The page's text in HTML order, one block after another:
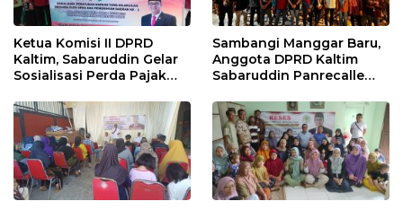
Ketua Komisi II DPRD
Kaltim, Sabaruddin Gelar
Sosialisasi Perda Pajak
Sepinggan Raya
Balikpapan
Sambangi Manggar Baru,
Anggota DPRD Kaltim
Sabaruddin Panrecalle
Balikpapan